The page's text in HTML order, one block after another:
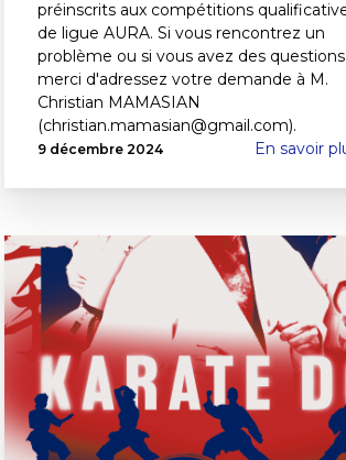
préinscrits aux compétitions
de ligue AURA. Si vous rencontrez un
problème ou si vous avez des
merci d'adressez votre demande à M.
Christian MAMASIAN
(christian.mamasian@gmail.com).
9 décembre 2024 En savoir